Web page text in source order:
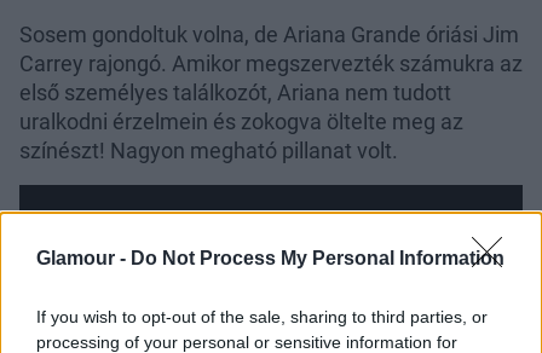
Glamour - Do Not Process My Personal Information
If you wish to opt-out of the sale, sharing to third parties, or
processing of your personal or sensitive information for
Sosem gondoltuk volna, de Ariana Grande óriási Jim
Carrey rajongó. Amikor megszervezték számukra az
első személyes találkozót, Ariana nem tudott
uralkodni érzelmein és zokogva öltelte meg az
színészt! Nagyon megható pillanat volt.